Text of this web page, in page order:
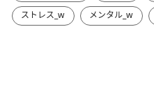
ストレス_w
メンタル_w